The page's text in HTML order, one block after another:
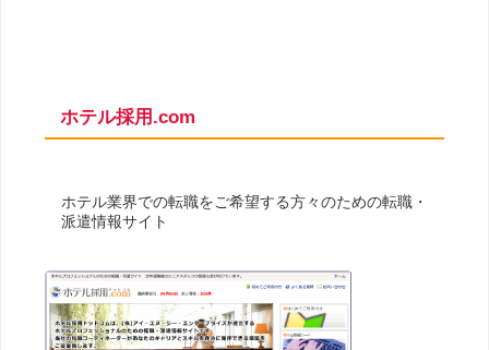
ホテル採用.com
ホテル業界での転職をご希望する方々のための転職・
派遣情報サイト